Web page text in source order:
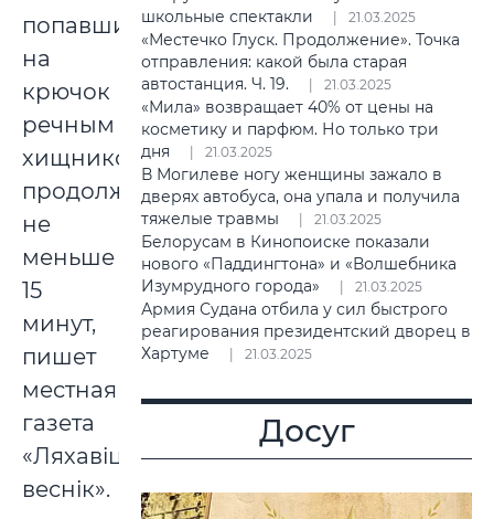
попавшимся
на
крючок
речным
хищником
продолжалась
не
меньше
15
минут,
пишет
местная
газета
«Ляхавіцкі
веснік».
школьные спектакли
21.03.2025
«Местечко Глуск. Продолжение». Точка
отправления: какой была старая
автостанция. Ч. 19.
21.03.2025
«Мила» возвращает 40% от цены на
косметику и парфюм. Но только три
дня
21.03.2025
В Могилеве ногу женщины зажало в
дверях автобуса, она упала и получила
тяжелые травмы
21.03.2025
Белорусам в Кинопоиске показали
нового «Паддингтона» и «Волшебника
Изумрудного города»
21.03.2025
Армия Судана отбила у сил быстрого
реагирования президентский дворец в
Хартуме
21.03.2025
Досуг